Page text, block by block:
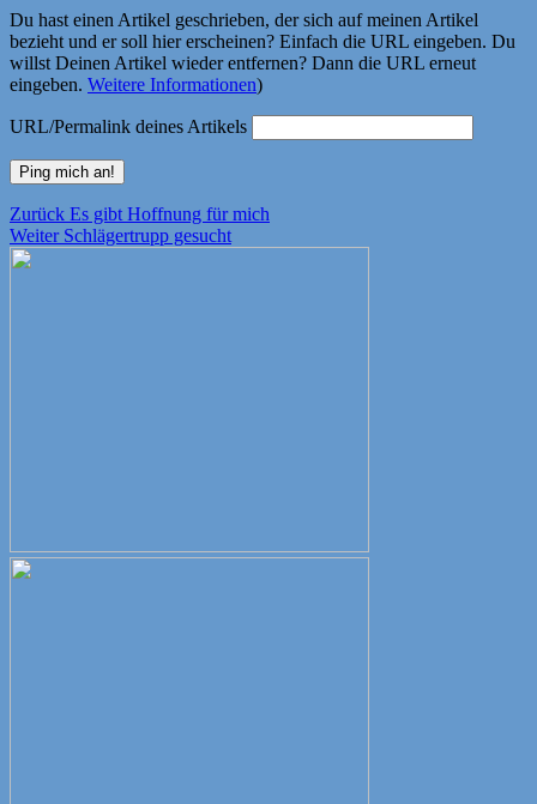
Du hast einen Artikel geschrieben, der sich auf meinen Artikel
bezieht und er soll hier erscheinen? Einfach die URL eingeben. Du
willst Deinen Artikel wieder entfernen? Dann die URL erneut
eingeben. Weitere Informationen)
URL/Permalink deines Artikels
Beitragsnavigation
Zurück Vorheriger
Beitrag:
Es gibt Hoffnung für mich
Weiter Nächster
Schlägertrupp gesucht